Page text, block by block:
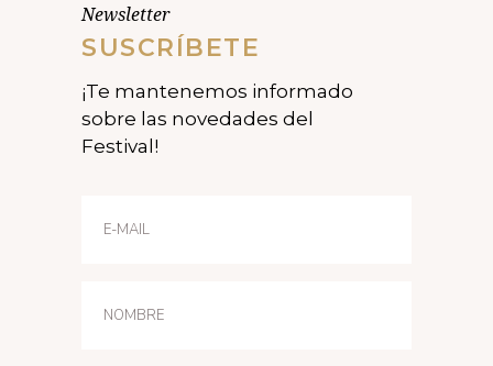
Newsletter
SUSCRÍBETE
¡Te mantenemos informado
sobre las novedades del
Festival!